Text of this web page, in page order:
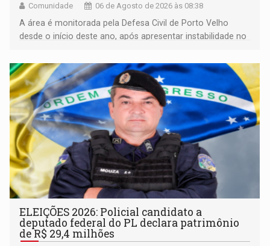
Comunidade 06 de Agosto de 2026 às 08:38
A área é monitorada pela Defesa Civil de Porto Velho
desde o início deste ano, após apresentar instabilidade no
ELEIÇÕES 2026: Policial candidato a
deputado federal do PL declara patrimônio
de R$ 29,4 milhões